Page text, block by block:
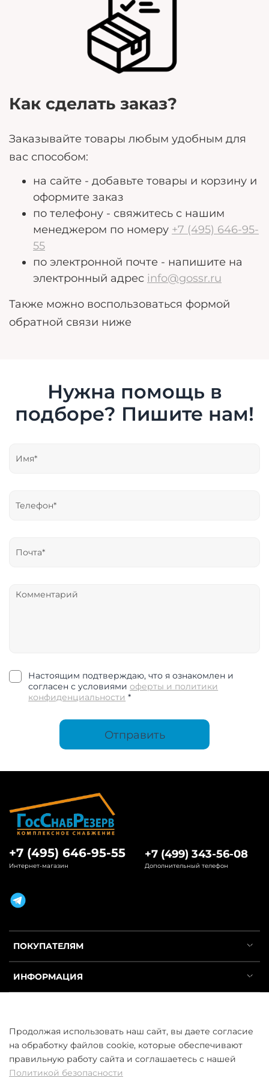
Как сделать заказ?
Заказывайте товары любым удобным для
вас способом:
на сайте - добавьте товары и корзину и
оформите заказ
по телефону - свяжитесь с нашим
менеджером по номеру +7 (495) 646-95-
55
по электронной почте - напишите на
электронный адрес info@gossr.ru
Также можно воспользоваться формой
обратной связи ниже
Нужна помощь в
подборе? Пишите нам!
Настоящим подтверждаю, что я ознакомлен и
согласен с условиямиоферты и политики
конфиденциальности *
Отправить
ПОКУПАТЕЛЯМ
ИНФОРМАЦИЯ
+7 (495) 646-95-55
Интернет-магазин
+7 (499) 343-56-08
Дополнительный телефон
ООО «ГосСнабРезерв» © 2013–2026 - Продажа труб оптом и в
Продолжая использовать наш сайт, вы даете согласие
на обработку файлов cookie, которые обеспечивают
правильную работу сайта и соглашаетесь с нашей
Политикой безопасности